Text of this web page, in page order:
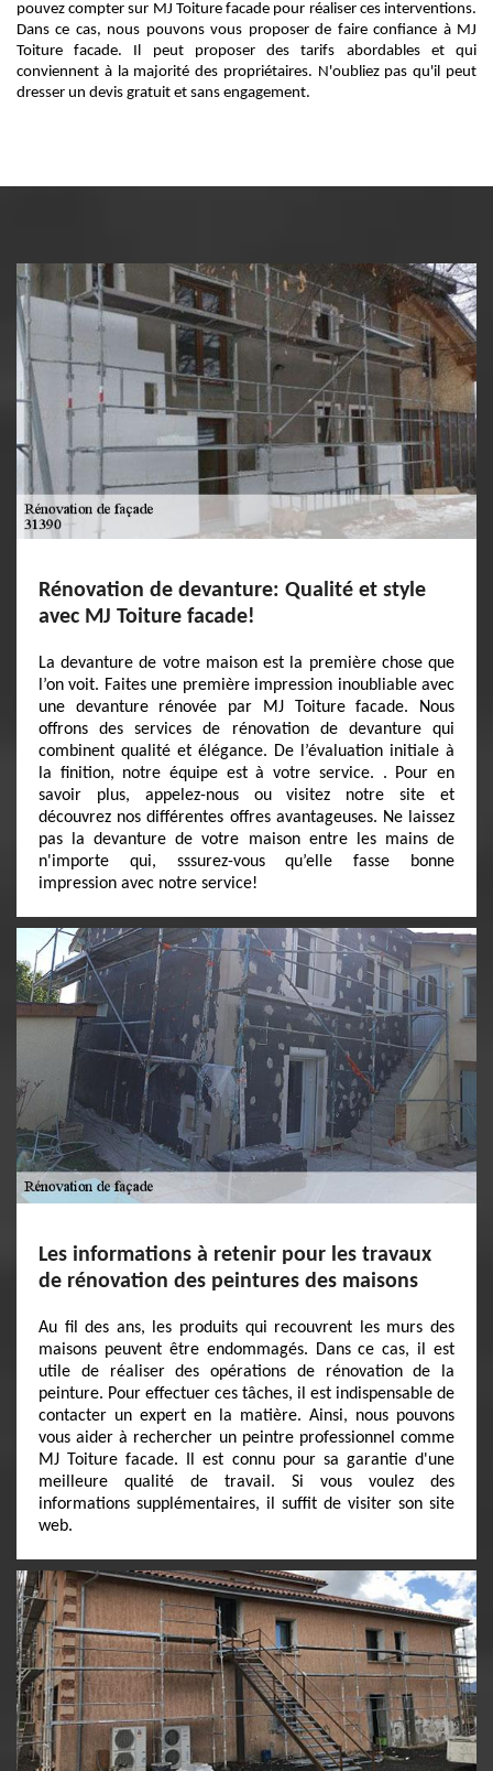
pouvez compter sur MJ Toiture facade pour réaliser ces interventions.
Dans ce cas, nous pouvons vous proposer de faire confiance à MJ
Toiture facade. Il peut proposer des tarifs abordables et qui
conviennent à la majorité des propriétaires. N'oubliez pas qu'il peut
dresser un devis gratuit et sans engagement.
Rénovation de devanture: Qualité et style
avec MJ Toiture facade!
La devanture de votre maison est la première chose que
l’on voit. Faites une première impression inoubliable avec
une devanture rénovée par MJ Toiture facade. Nous
offrons des services de rénovation de devanture qui
combinent qualité et élégance. De l’évaluation initiale à
la finition, notre équipe est à votre service. . Pour en
savoir plus, appelez-nous ou visitez notre site et
découvrez nos différentes offres avantageuses. Ne laissez
pas la devanture de votre maison entre les mains de
n'importe qui, sssurez-vous qu’elle fasse bonne
impression avec notre service!
Les informations à retenir pour les travaux
de rénovation des peintures des maisons
Au fil des ans, les produits qui recouvrent les murs des
maisons peuvent être endommagés. Dans ce cas, il est
utile de réaliser des opérations de rénovation de la
peinture. Pour effectuer ces tâches, il est indispensable de
contacter un expert en la matière. Ainsi, nous pouvons
vous aider à rechercher un peintre professionnel comme
MJ Toiture facade. Il est connu pour sa garantie d'une
meilleure qualité de travail. Si vous voulez des
informations supplémentaires, il suffit de visiter son site
web.